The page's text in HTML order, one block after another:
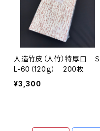
人造竹皮（人竹）特厚口 Ｓ
L-60（120ｇ） 200枚
¥3,300